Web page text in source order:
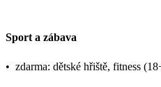
Sport a zábava
• zdarma: dětské hřiště, fitness